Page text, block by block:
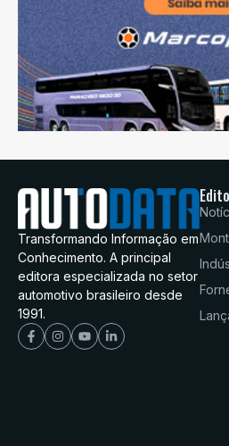
Transformando Informação em
Conhecimento. A principal
editora especializada no setor
automotivo brasileiro desde
1991.